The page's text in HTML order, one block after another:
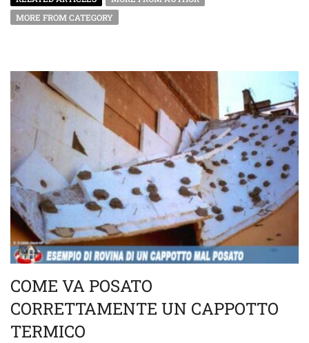
MORE FROM CATEGORY
COME VA POSATO
CORRETTAMENTE UN CAPPOTTO
TERMICO